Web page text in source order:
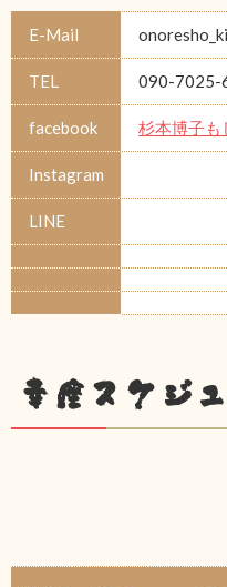
E-Mail
TEL 090-7025-
facebook 杉本博子
Instagram
LINE
幸座スケジ